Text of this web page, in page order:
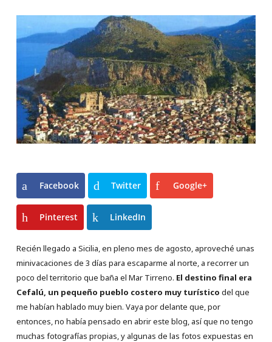
Facebook Twitter Google+
Pinterest LinkedIn
Recién llegado a Sicilia, en pleno mes de agosto, aproveché unas
minivacaciones de 3 días para escaparme al norte, a recorrer un
poco del territorio que baña el Mar Tirreno. El destino final era
Cefalú, un pequeño pueblo costero muy turístico del que
me habían hablado muy bien. Vaya por delante que, por
entonces, no había pensado en abrir este blog, así que no tengo
muchas fotografías propias, y algunas de las fotos expuestas en